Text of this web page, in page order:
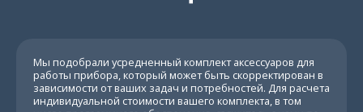
Мы подобрали усредненный комплект аксессуаров для
работы прибора, который может быть скорректирован в
зависимости от ваших задач и потребностей. Для расчета
индивидуальной стоимости вашего комплекта, в том